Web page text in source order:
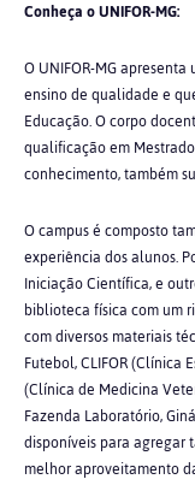
Conheça o UNIFOR-MG:
O UNIFOR-MG
ensino de qualidade e
Educação. O corpo
qualificação em
conhecimento, também
O campus é composto
experiência dos alunos.
Iniciação Científica, e
biblioteca física com um
com diversos materiais
Futebol, CLIFOR (Clínica
(Clínica de Medicina
Fazenda Laboratório,
disponíveis para
melhor aproveitamento